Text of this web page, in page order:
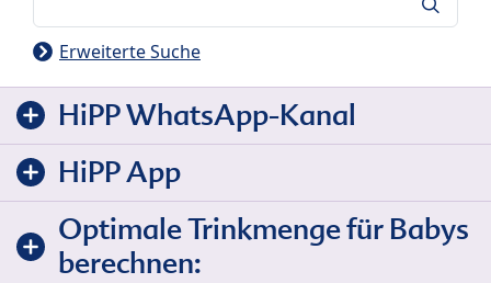
Erweiterte Suche
HiPP WhatsApp-Kanal
HiPP App
Optimale Trinkmenge für Babys
berechnen: